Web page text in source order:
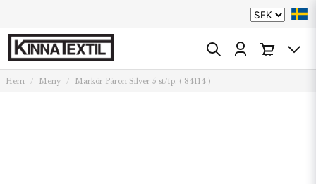
Hem Meny Markör Päron Silver 5 st/fp. ( 84114 )